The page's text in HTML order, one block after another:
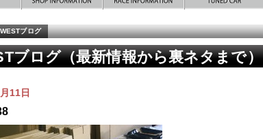
ブログ
ブログ（最新情報から裏ネタまで）
11日